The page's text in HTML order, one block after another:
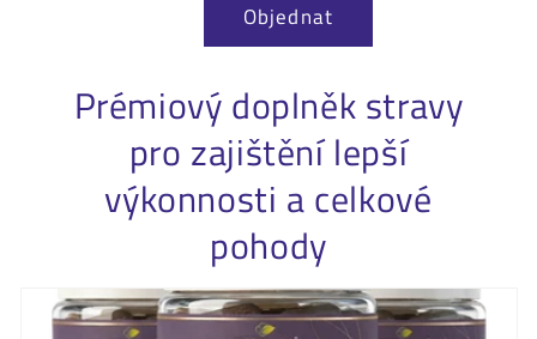
Objednat
Prémiový doplněk stravy
pro zajištění lepší
výkonnosti a celkové
pohody